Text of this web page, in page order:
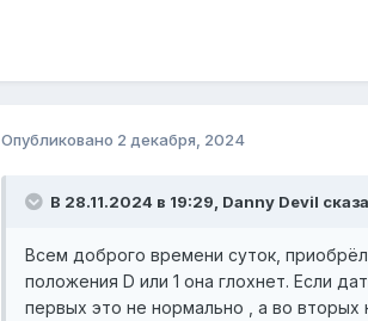
Опубликовано 2 декабря, 2024
В 28.11.2024 в 19:29, Danny Devil
Всем доброго времени суток,
положения D или 1 она глохнет. Если
первых это не нормально , а во